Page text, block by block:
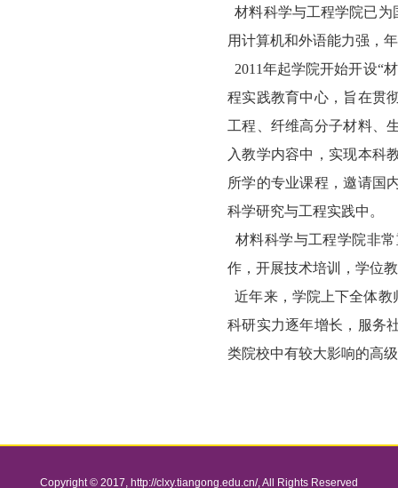
材料科学与工程学院已
用计算机和外语能力强，
2011年起学院开始开设“
程实践教育中心，旨在贯
工程、纤维高分子材料、
入教学内容中，实现本科
所学的专业课程，邀请国
科学研究与工程实践中。
材料科学与工程学院非
作，开展技术培训，学位
近年来，学院上下全体
科研实力逐年增长，服务
类院校中有较大影响的高
Copyright © 2017, http://clxy.tiangong.edu.cn/, All Rights Reserved